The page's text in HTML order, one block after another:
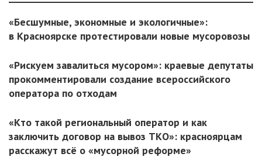
«Бесшумные, экономные и экологичные»:
в Красноярске протестировали новые мусоровозы
«Рискуем завалиться мусором»: краевые депутаты
прокомментировали создание всероссийского
оператора по отходам
«Кто такой региональный оператор и как
заключить договор на вывоз ТКО»: красноярцам
расскажут всё о «мусорной реформе»